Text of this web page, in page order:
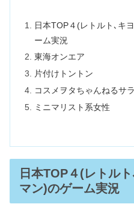
日本TOP４(レトルト､キ
ーム実況
東海オンエア
片付けトントン
コスメヲタちゃんねるサラ
ミニマリスト系女性
日本TOP４(レトル
マン)のゲーム実況